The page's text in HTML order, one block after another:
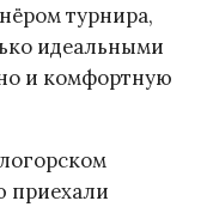
турнира,
идеальными
и комфортную
приехали